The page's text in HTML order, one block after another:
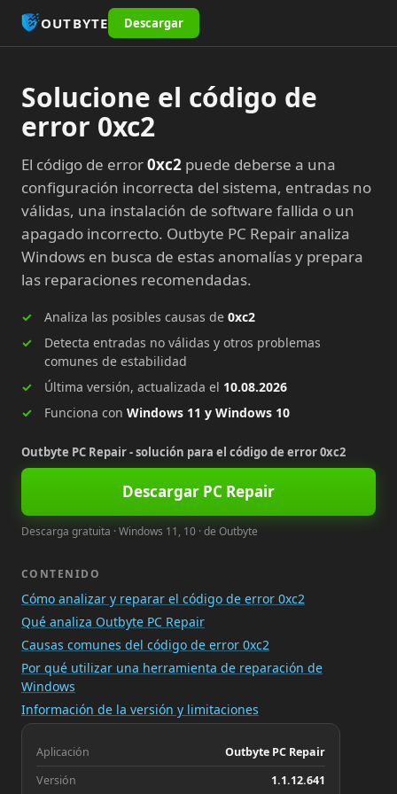
OUTBYTE Descargar
Solucione el código de
error 0xc2
El código de error0xc2 puede deberse a una
configuración incorrecta del sistema, entradas no
válidas, una instalación de software fallida o un
apagado incorrecto. Outbyte PC Repair analiza
Windows en busca de estas anomalías y prepara
las reparaciones recomendadas.
Analiza las posibles causas de 0xc2
Detecta entradas no válidas y otros problemas
comunes de estabilidad
Última versión, actualizada el 10.08.2026
Funciona con Windows 11 y Windows 10
Outbyte PC Repair - solución para el código de error 0xc2
Descargar PC Repair
Descarga gratuita · Windows 11, 10 · de Outbyte
CONTENIDO
Cómo analizar y reparar el código de error 0xc2
Qué analiza Outbyte PC Repair
Causas comunes del código de error 0xc2
Por qué utilizar una herramienta de reparación de
Windows
Información de la versión y limitaciones
Aplicación
Outbyte PC Repair
Versión
1.1.12.641